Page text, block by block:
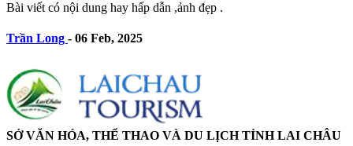
Bài viết có nội dung hay hấp dẫn ,ảnh đẹp .
Trần Long - 06 Feb, 2025
SỞ VĂN HÓA, THỂ THAO VÀ DU LỊCH TỈNH LAI CHÂU